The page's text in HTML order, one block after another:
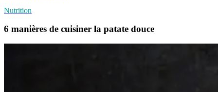
Nutrition
6 manières de cuisiner la patate douce